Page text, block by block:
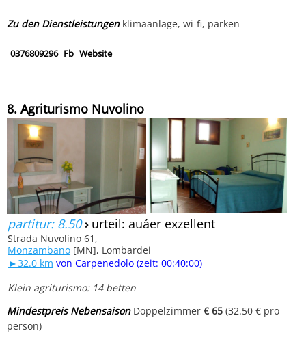
Zu den Dienstleistungenklimaanlage, wi-fi, parken
0376809296 Fb Website
8. Agriturismo Nuvolino
partitur: 8.50› urteil: auáer exzellent
Strada Nuvolino 61,
Monzambano [MN], Lombardei
►32.0 km von Carpenedolo (zeit: 00:40:00)
Klein agriturismo: 14 betten
Mindestpreis NebensaisonDoppelzimmer€ 65 (32.50 € pro
person)